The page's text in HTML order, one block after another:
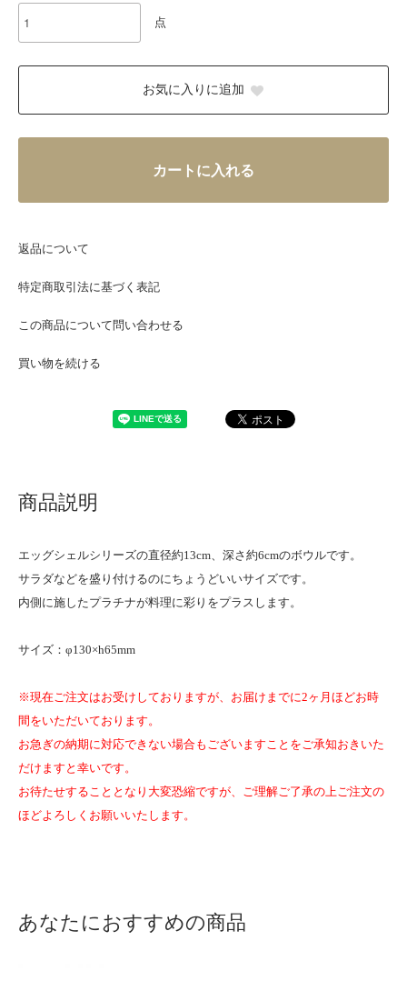
点
お気に入りに追加
カートに入れる
返品について
特定商取引法に基づく表記
この商品について問い合わせる
買い物を続ける
商品説明
エッグシェルシリーズの直径約13cm、深さ約6cmのボウルです。
サラダなどを盛り付けるのにちょうどいいサイズです。
内側に施したプラチナが料理に彩りをプラスします。
サイズ：φ130×h65mm
※現在ご注文はお受けしておりますが、お届けまでに2ヶ月ほどお時
間をいただいております。
お急ぎの納期に対応できない場合もございますことをご承知おきいた
だけますと幸いです。
お待たせすることとなり大変恐縮ですが、ご理解ご了承の上ご注文の
ほどよろしくお願いいたします。
あなたにおすすめの商品